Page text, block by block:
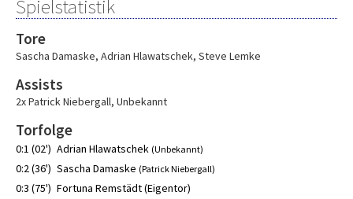
Spielstatistik
Tore
Sascha Damaske, Adrian Hlawatschek, Steve Lemke
Assists
2x Patrick Niebergall, Unbekannt
Torfolge
0:1 (02') Adrian Hlawatschek (Unbekannt)
0:2 (36') Sascha Damaske (Patrick Niebergall)
0:3 (75') Fortuna Remstädt (Eigentor)